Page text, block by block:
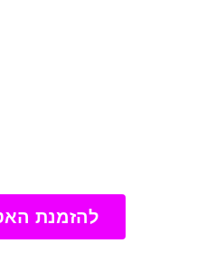
להזמנת